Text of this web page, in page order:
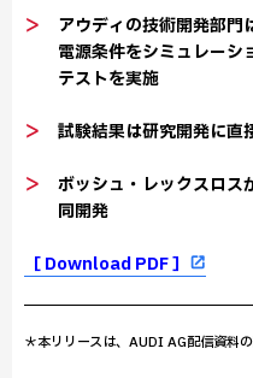
＞ アウディの技術開発部門
電源条件をシミュレーシ
テストを実施
＞ 試験結果は研究開発に直
＞ ボッシュ・レックスロ
同開発
［ Download PDF ］
＊本リリースは、AUDI AG配信資料の